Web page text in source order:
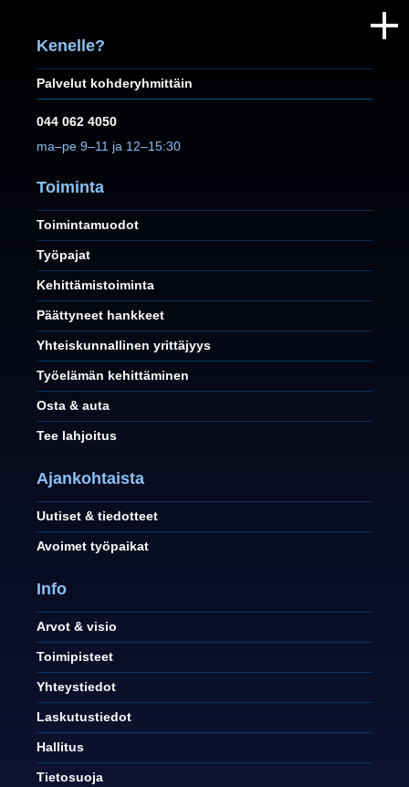
Kenelle?
Palvelut kohderyhmittäin
044 062 4050
ma–pe 9–11 ja 12–15:30
Toiminta
Toimintamuodot
Työpajat
Kehittämistoiminta
Päättyneet hankkeet
Yhteiskunnallinen yrittäjyys
Työelämän kehittäminen
Osta & auta
Tee lahjoitus
Ajankohtaista
Uutiset & tiedotteet
Avoimet työpaikat
Info
Arvot & visio
Toimipisteet
Yhteystiedot
Laskutustiedot
Hallitus
Tietosuoja